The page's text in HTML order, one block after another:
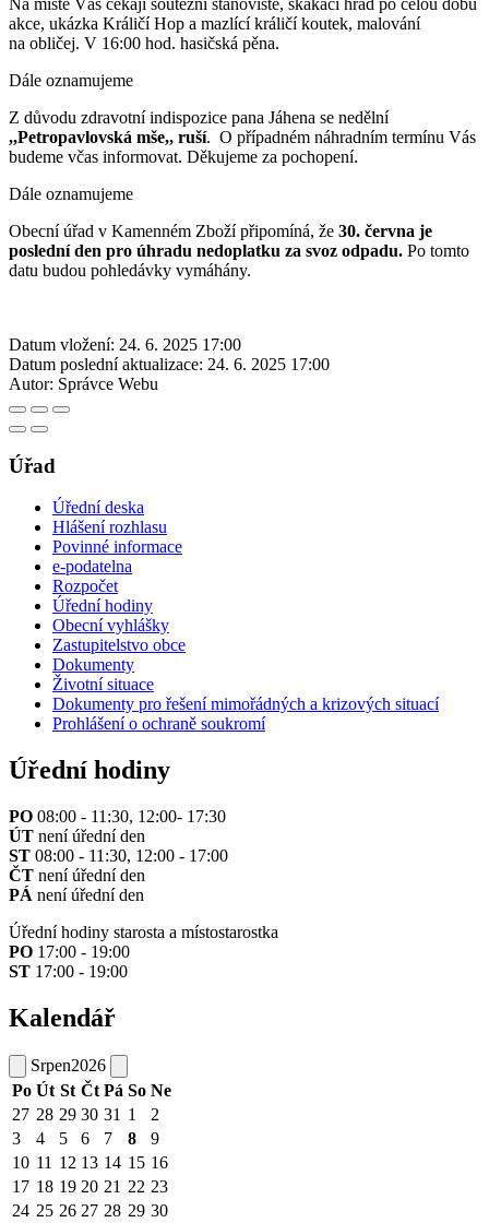
akce, ukázka Králičí Hop a mazlící králičí koutek, malování
na obličej. V 16:00 hod. hasičská pěna.
Dále oznamujeme
Z důvodu zdravotní indispozice pana Jáhena se nedělní
,,Petropavlovská mše,, ruší. O případném náhradním termínu Vás
budeme včas informovat. Děkujeme za pochopení.
Dále oznamujeme
Obecní úřad v Kamenném Zboží připomíná, že 30. června je
poslední den pro úhradu nedoplatku za svoz odpadu. Po tomto
datu budou pohledávky vymáhány.
Datum vložení: 24. 6. 2025 17:00
Datum poslední aktualizace: 24. 6. 2025 17:00
Autor: Správce Webu
Úřad
Úřední deska
Hlášení rozhlasu
Povinné informace
e-podatelna
Rozpočet
Úřední hodiny
Obecní vyhlášky
Zastupitelstvo obce
Dokumenty
Životní situace
Dokumenty pro řešení mimořádných a krizových situací
Prohlášení o ochraně soukromí
Úřední hodiny
PO 08:00 - 11:30, 12:00- 17:30
ÚT není úřední den
ST 08:00 - 11:30, 12:00 - 17:00
ČT není úřední den
PÁ není úřední den
Úřední hodiny starosta a místostarostka
PO 17:00 - 19:00
ST 17:00 - 19:00
Kalendář
Srpen2026
Po Út St Čt Pá So Ne
27 28 29 30 31 1
2
3
4 5 6 7 8
9
10 11 12 13 14 15 16
17 18 19 20 21 22 23
24 25 26 27 28 29 30